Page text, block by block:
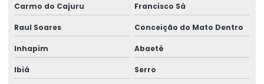
Talha Elétrica Aço Inox Para Setores Críticos
Talha Elétrica Aço Inoxidável
Talha Elétrica Baixa Altura
Carmo do Cajuru Francisco Sá
Raul Soares Conceição do Mato Dentro
Inhapim Abaeté
Ibiá Serro